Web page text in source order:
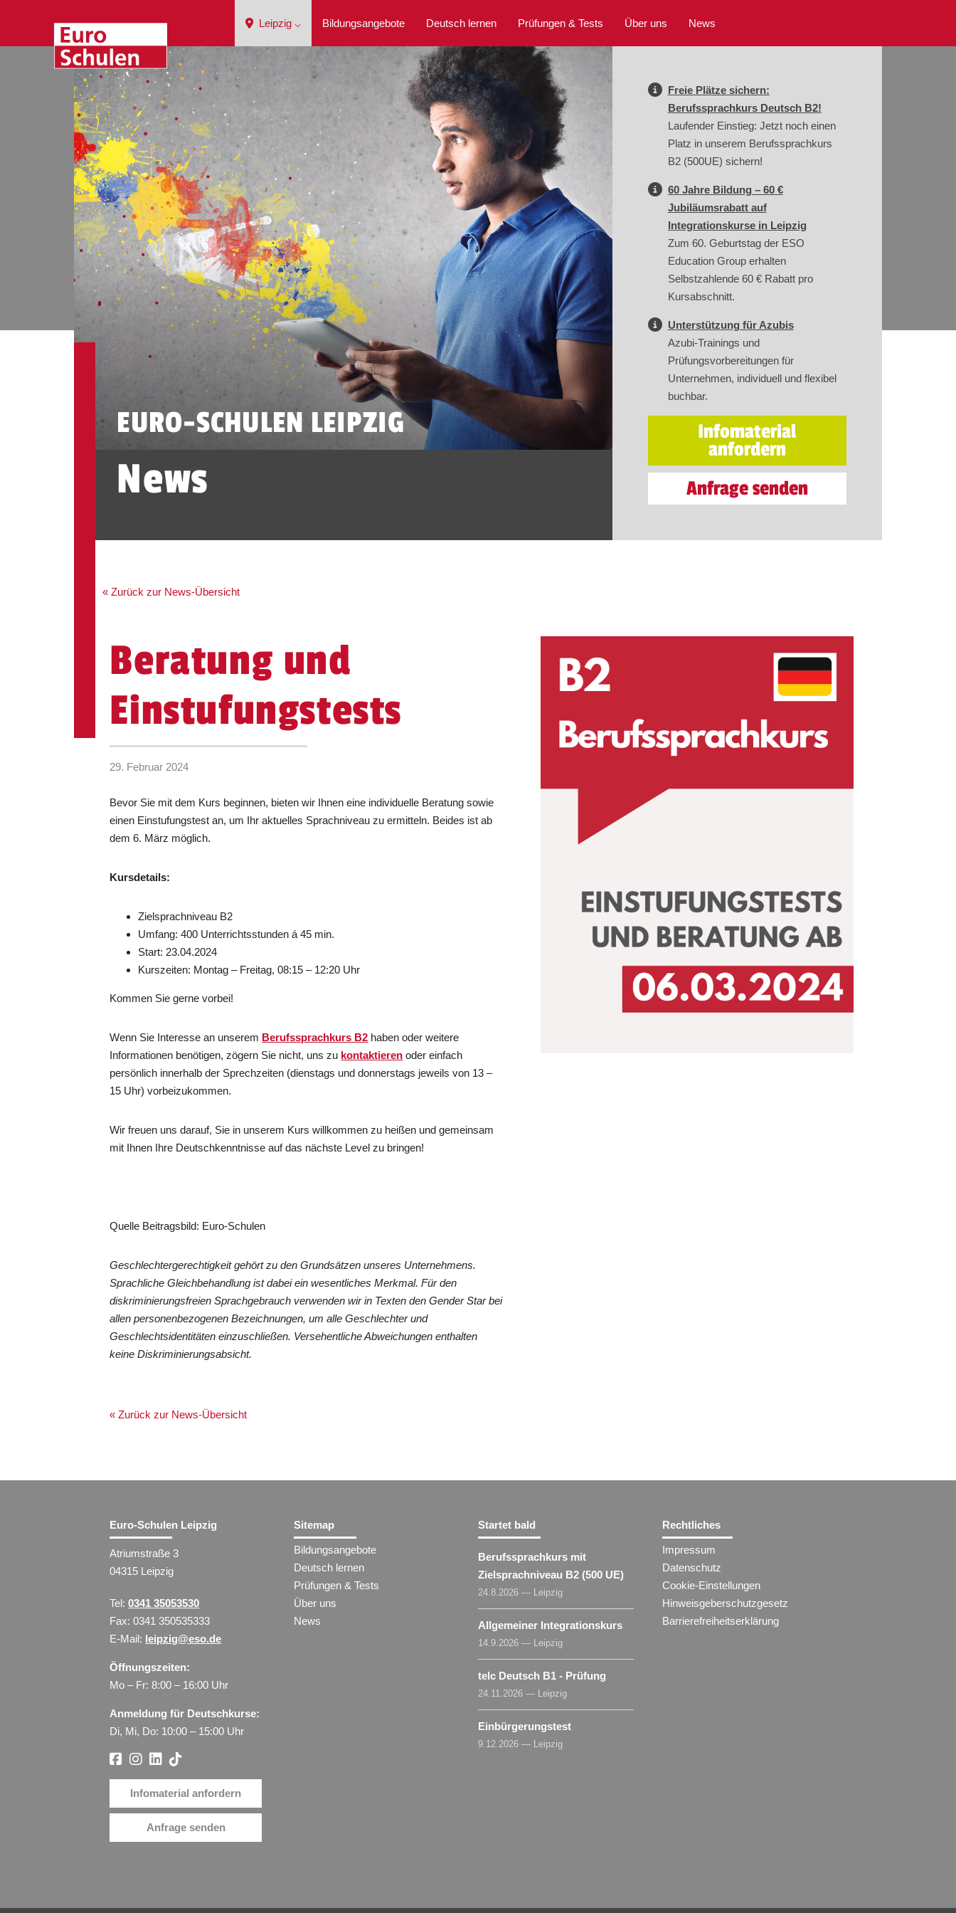
Leipzig ⌵ Bildungsangebote Deutsch lernen Prüfungen & Tests Über uns News
EURO-SCHULEN LEIPZIG
News
Freie Plätze sichern:
Berufssprachkurs Deutsch B2!
Laufender Einstieg: Jetzt noch einen
Platz in unserem Berufssprachkurs
B2 (500UE) sichern!
60 Jahre Bildung – 60 €
Jubiläumsrabatt auf
Integrationskurse in Leipzig
Zum 60. Geburtstag der ESO
Education Group erhalten
Selbstzahlende 60 € Rabatt pro
Kursabschnitt.
Unterstützung für Azubis
Azubi-Trainings und
Prüfungsvorbereitungen für
Unternehmen, individuell und flexibel
buchbar.
Infomaterial
anfordern
Anfrage senden
« Zurück zur News-Übersicht
Beratung und
Einstufungstests
29. Februar 2024
Bevor Sie mit dem Kurs beginnen, bieten wir Ihnen eine individuelle Beratung sowie
einen Einstufungstest an, um Ihr aktuelles Sprachniveau zu ermitteln. Beides ist ab
dem 6. März möglich.
Kursdetails:
Zielsprachniveau B2
Umfang: 400 Unterrichtsstunden á 45 min.
Start: 23.04.2024
Kurszeiten: Montag – Freitag, 08:15 – 12:20 Uhr
Kommen Sie gerne vorbei!
Wenn Sie Interesse an unserem Berufssprachkurs B2 haben oder weitere
Informationen benötigen, zögern Sie nicht, uns zu kontaktieren oder einfach
persönlich innerhalb der Sprechzeiten (dienstags und donnerstags jeweils von 13 –
15 Uhr) vorbeizukommen.
Wir freuen uns darauf, Sie in unserem Kurs willkommen zu heißen und gemeinsam
mit Ihnen Ihre Deutschkenntnisse auf das nächste Level zu bringen!
Quelle Beitragsbild: Euro-Schulen
Geschlechtergerechtigkeit gehört zu den Grundsätzen unseres Unternehmens.
Sprachliche Gleichbehandlung ist dabei ein wesentliches Merkmal. Für den
diskriminierungsfreien Sprachgebrauch verwenden wir in Texten den Gender Star bei
allen personenbezogenen Bezeichnungen, um alle Geschlechter und
Geschlechtsidentitäten einzuschließen. Versehentliche Abweichungen enthalten
keine Diskriminierungsabsicht.
« Zurück zur News-Übersicht
Euro-Schulen Leipzig
Atriumstraße 3
04315 Leipzig
Tel:0341 35053530
Fax: 0341 350535333
E-Mail: leipzig@eso.de
Öffnungszeiten:
Mo – Fr: 8:00 – 16:00 Uhr
Anmeldung für Deutschkurse:
Di, Mi, Do: 10:00 – 15:00 Uhr
Infomaterial anfordern
Anfrage senden
Sitemap
Bildungsangebote
Deutsch lernen
Prüfungen & Tests
Über uns
News
Startet bald
Berufssprachkurs mit
Zielsprachniveau B2 (500 UE)
24.8.2026 — Leipzig
Allgemeiner Integrationskurs
14.9.2026 — Leipzig
telc Deutsch B1 - Prüfung
24.11.2026 — Leipzig
Einbürgerungstest
9.12.2026 — Leipzig
Rechtliches
Impressum
Datenschutz
Cookie-Einstellungen
Hinweisgeberschutzgesetz
Barrierefreiheitserklärung